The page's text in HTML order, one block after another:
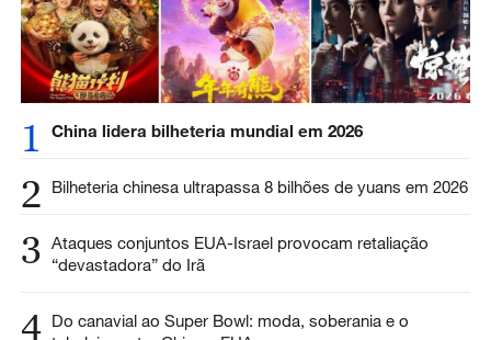
1 China lidera bilheteria mundial em 2026
2 Bilheteria chinesa ultrapassa 8 bilhões de yuans em 2026
3 Ataques conjuntos EUA-Israel provocam retaliação
“devastadora” do Irã
4 Do canavial ao Super Bowl: moda, soberania e o